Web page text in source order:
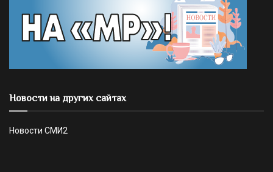
Новости на других сайтах
Новости СМИ2